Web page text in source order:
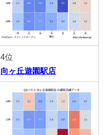
4位
向ヶ丘遊園駅店